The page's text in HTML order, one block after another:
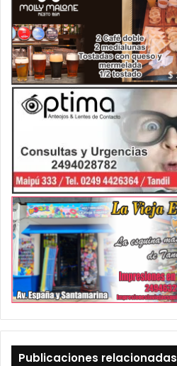
Publicaciones relacionadas